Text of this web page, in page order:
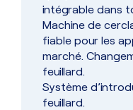
intégrable dans
Machine de
fiable pour les
marché.
feuillard.
Système
feuillard.